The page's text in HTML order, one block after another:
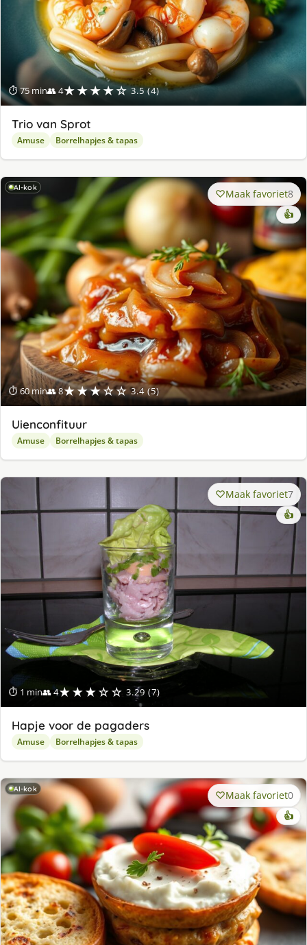
⏱ 75 min👥 4★★★★☆ 3.5 (4)
Trio van Sprot
Amuse Borrelhapjes & tapas
AI-kok
⏱ 60 min👥 8★★★☆☆ 3.4 (5)
Maak favoriet8
👍
Uienconfituur
Amuse Borrelhapjes & tapas
⏱ 1 min👥 4★★★☆☆ 3.29 (7)
Maak favoriet7
👍
Hapje voor de pagaders
Amuse Borrelhapjes & tapas
AI-kok Maak favoriet0
👍